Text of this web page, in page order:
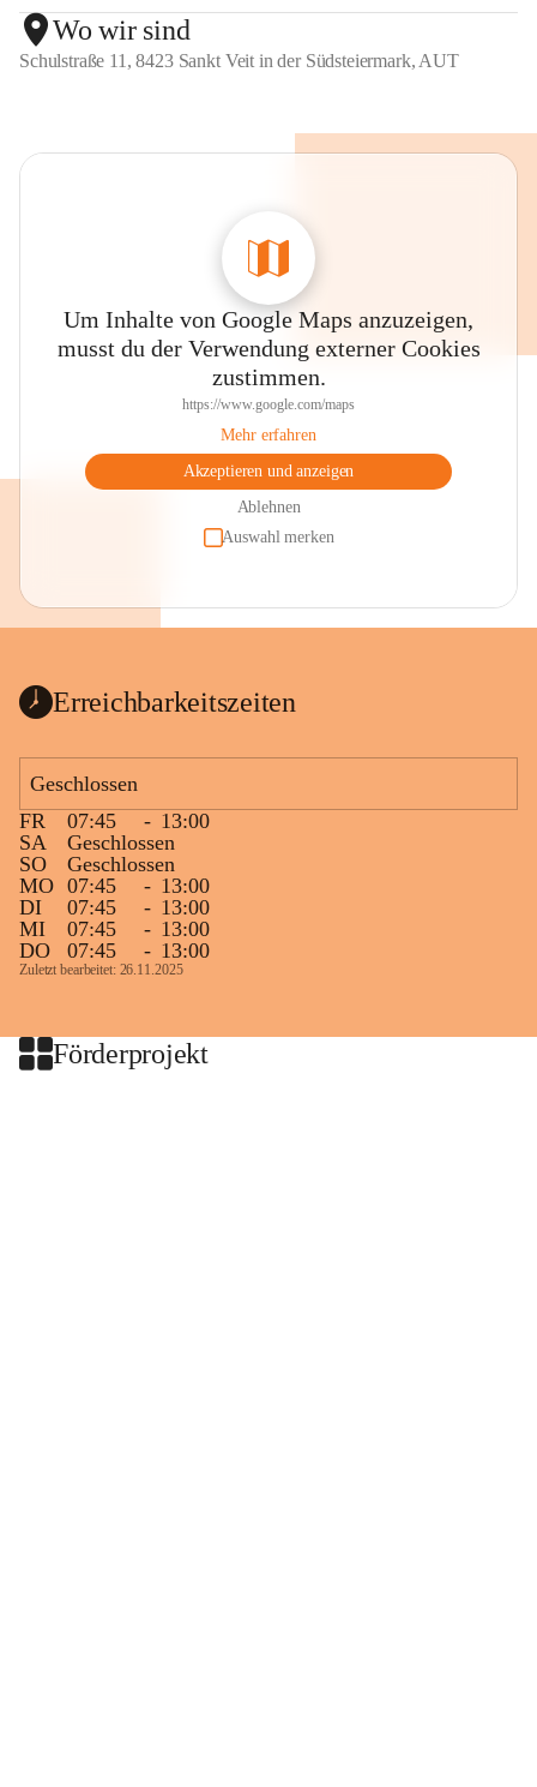
Wo wir sind
Schulstraße 11, 8423 Sankt Veit in der Südsteiermark, AUT
Um Inhalte von Google Maps anzuzeigen,
musst du der Verwendung externer Cookies
zustimmen.
https://www.google.com/maps
Mehr erfahren
Akzeptieren und anzeigen
Ablehnen
Auswahl merken
Erreichbarkeitszeiten
Geschlossen
FR
07:45 - 13:00
SA
Geschlossen
SO
Geschlossen
MO 07:45 - 13:00
DI
07:45 - 13:00
MI
07:45 - 13:00
DO
07:45 - 13:00
Zuletzt bearbeitet: 26.11.2025
Förderprojekt